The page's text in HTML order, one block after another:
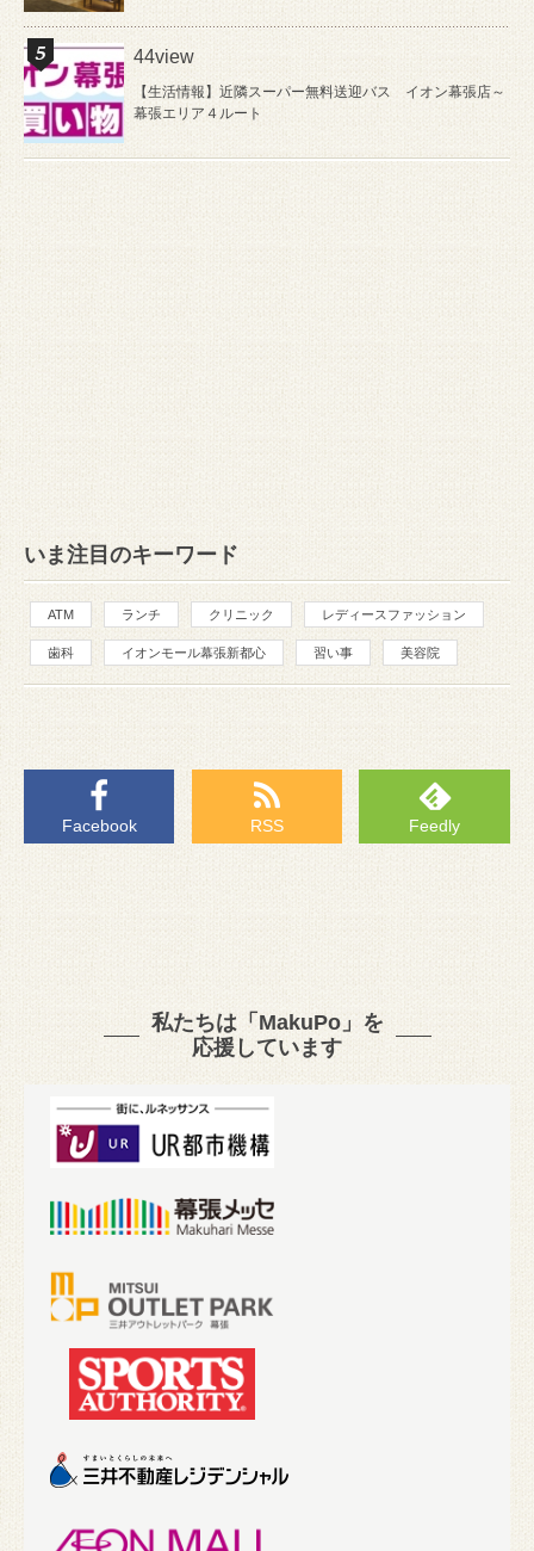
44view
【生活情報】近隣スーパー無料送迎バス イオン幕張店～
幕張エリア４ルート
いま注目のキーワード
ATM ランチ クリニック レディースファッション
歯科 イオンモール幕張新都心 習い事 美容院
Facebook RSS Feedly
私たちは「MakuPo」を
応援しています